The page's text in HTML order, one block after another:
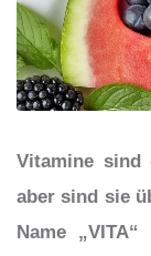
Vitamine sind
aber sind sie
Name